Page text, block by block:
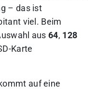
– das ist
viel. Beim
aus 64, 128
Karte
auf eine